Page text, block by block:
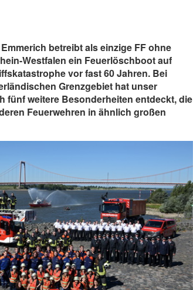
betreibt als einzige FF ohne
Westfalen ein Feuerlöschboot auf
vor fast 60 Jahren. Bei
Grenzgebiet hat unser
fünf weitere Besonderheiten entdeckt, die
Feuerwehren in ähnlich großen